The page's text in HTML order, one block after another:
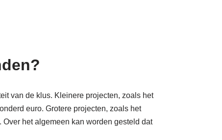
van de klus. Kleinere projecten, zoals het
euro. Grotere projecten, zoals het
het algemeen kan worden gesteld dat